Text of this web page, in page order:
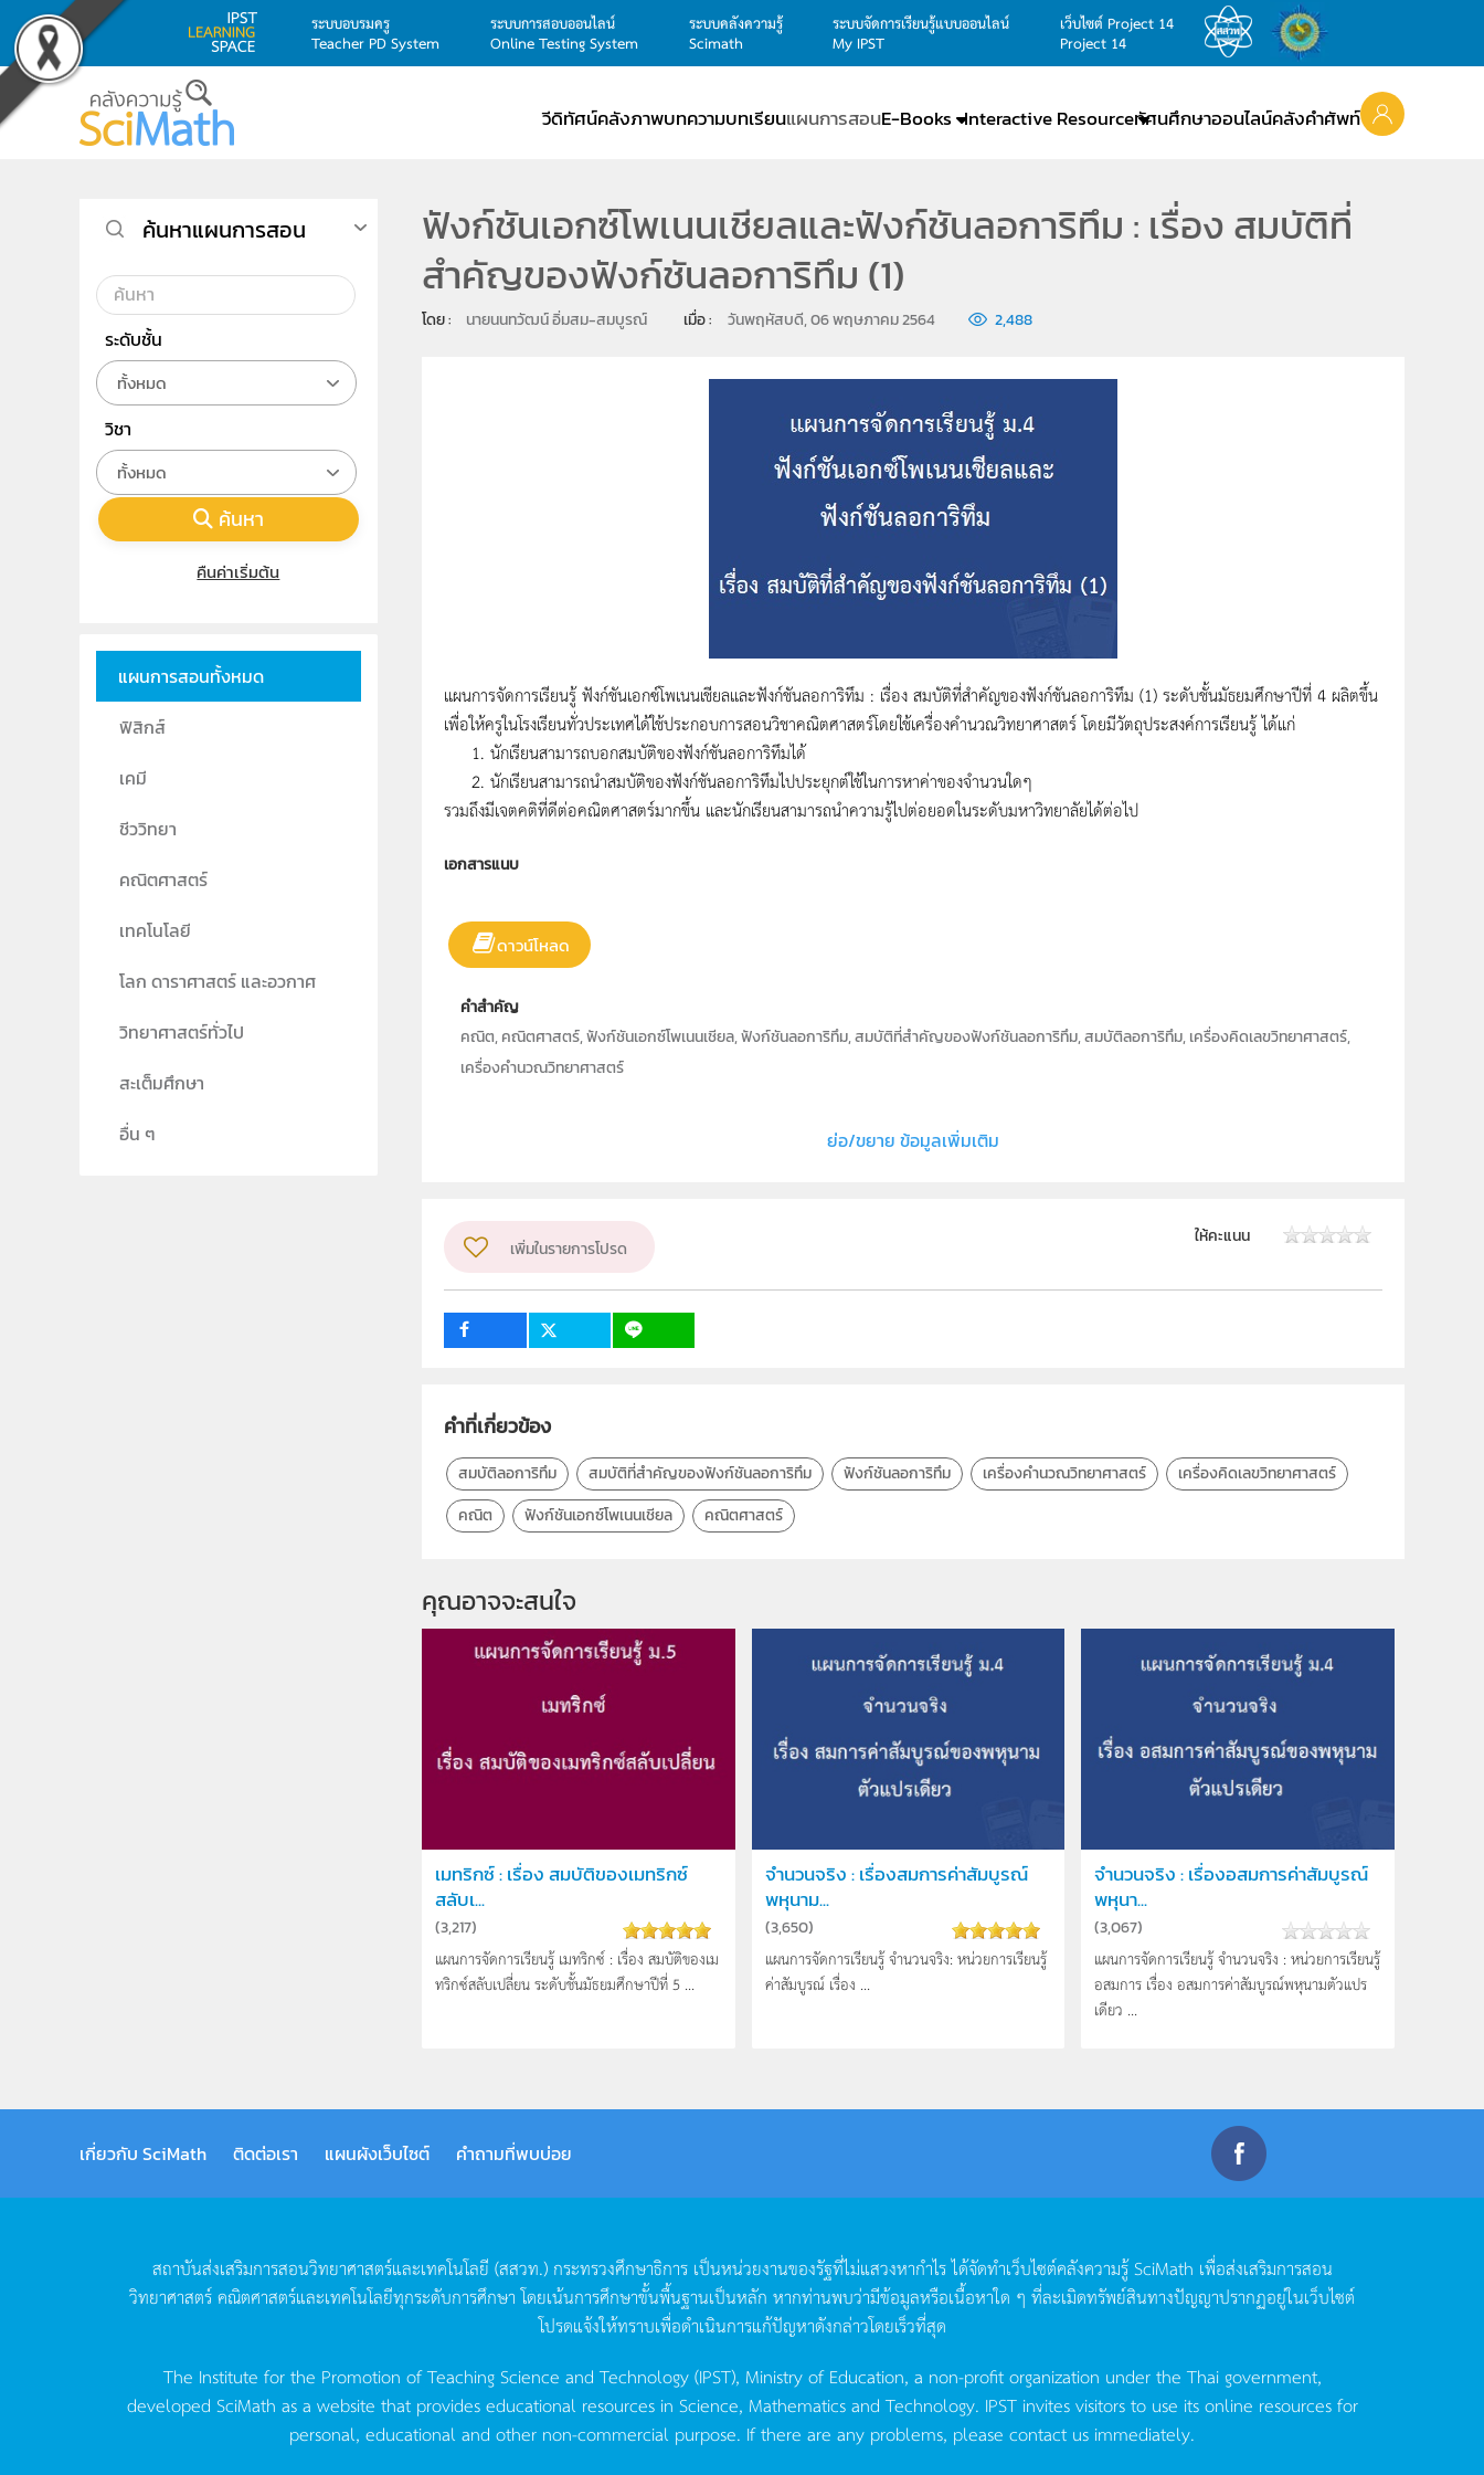
Skip to main content
ระบบอบรมครู
Teacher PD System
ระบบการสอบออนไลน์
Online Testing System
ระบบคลังความรู้
Scimath
ระบบจัดการเรียนรู้แบบออนไลน์
My IPST
เว็บไซต์ Project 14
Project 14
วีดิทัศน์คลังภาพบทความบทเรียนแผนการสอนE-Books Interactive Resourceทัศนศึกษาออนไลน์คลังคำศัพท์
ฟังก์ชันเอกซ์โพเนนเชียลและฟังก์ชันลอการิทึม : เรื่อง สมบัติที่
สำคัญของฟังก์ชันลอการิทึม (1)
โดย : นายนนทวัฒน์ อิ่มสม-สมบูรณ์ เมื่อ : วันพฤหัสบดี, 06 พฤษภาคม 2564 2,488
แผนการจัดการเรียนรู้ ฟังก์ชันเอกซ์โพเนนเชียลและฟังก์ชันลอการิทึม : เรื่อง สมบัติที่สำคัญของฟังก์ชันลอการิทึม (1) ระดับชั้นมัธยมศึกษาปีที่ 4 ผลิตขึ้น
เพื่อให้ครูในโรงเรียนทั่วประเทศได้ใช้ประกอบการสอนวิชาคณิตศาสตร์โดยใช้เครื่องคำนวณวิทยาศาสตร์ โดยมีวัตถุประสงค์การเรียนรู้ ได้แก่
1. นักเรียนสามารถบอกสมบัติของฟังก์ชันลอการิทึมได้
2. นักเรียนสามารถนำสมบัติของฟังก์ชันลอการิทึมไปประยุกต์ใช้ในการหาค่าของจำนวนใดๆ
รวมถึงมีเจตคติที่ดีต่อคณิตศาสตร์มากขึ้น และนักเรียนสามารถนำความรู้ไปต่อยอดในระดับมหาวิทยาลัยได้ต่อไป
เอกสารแนบ
ดาวน์โหลด
คำสำคัญ
คณิต, คณิตศาสตร์, ฟังก์ชันเอกซ์โพเนนเชียล, ฟังก์ชันลอการิทึม, สมบัติที่สำคัญของฟังก์ชันลอการิทึม, สมบัติลอการิทึม, เครื่องคิดเลขวิทยาศาสตร์,
เครื่องคำนวณวิทยาศาสตร์
คาสิโอ มาร์เก็ตติ้ง (ประเทศไทย)
วิชา
กลุ่มเป้าหมาย
ย่อ/ขยาย ข้อมูลเพิ่มเติม
เพิ่มในรายการโปรด
ให้คะแนน
คำที่เกี่ยวข้อง
สมบัติลอการิทึม สมบัติที่สำคัญของฟังก์ชันลอการิทึม ฟังก์ชันลอการิทึม เครื่องคำนวณวิทยาศาสตร์
เครื่องคิดเลขวิทยาศาสตร์
คณิต
ฟังก์ชันเอกซ์โพเนนเชียล คณิตศาสตร์
คุณอาจจะสนใจ
เมทริกซ์ : เรื่อง สมบัติของเมทริกซ์
สลับเ...
(3,217)
แผนการจัดการเรียนรู้ เมทริกซ์ : เรื่อง สมบัติของเม
ทริกซ์สลับเปลี่ยน ระดับชั้นมัธยมศึกษาปีที่ 5 ...
จำนวนจริง : เรื่องสมการค่าสัมบูรณ์
พหุนาม...
(3,650)
แผนการจัดการเรียนรู้ จำนวนจริง: หน่วยการเรียนรู้
ค่าสัมบูรณ์ เรื่อง ...
จำนวนจริง : เรื่องอสมการค่าสัมบูรณ์
พหุนา...
(3,067)
แผนการจัดการเรียนรู้ จำนวนจริง : หน่วยการเรียนรู้
อสมการ เรื่อง อสมการค่าสัมบูรณ์พหุนามตัวแปร
เดียว ...
ค้นหาแผนการสอน
ระดับชั้น
ทั้งหมด
วิชา
ทั้งหมด
ค้นหา
คืนค่าเริ่มต้น
แผนการสอนทั้งหมด
ฟิสิกส์
เคมี
ชีววิทยา
คณิตศาสตร์
เทคโนโลยี
โลก ดาราศาสตร์ และอวกาศ
วิทยาศาสตร์ทั่วไป
สะเต็มศึกษา
อื่น ๆ
เกี่ยวกับ SciMath ติดต่อเรา แผนผังเว็บไซต์ คำถามที่พบบ่อย
สถาบันส่งเสริมการสอนวิทยาศาสตร์และเทคโนโลยี (สสวท.) กระทรวงศึกษาธิการ เป็นหน่วยงานของรัฐที่ไม่แสวงหากำไรได้จัดทำเว็บไซต์คลังความรู้SciMath เพื่อส่งเสริมการสอน
วิทยาศาสตร์คณิตศาสตร์และเทคโนโลยีทุกระดับการศึกษา โดยเน้นการศึกษาขั้นพื้นฐานเป็นหลัก หากท่านพบว่ามีข้อมูลหรือเนื้อหาใด ๆ ที่ละเมิดทรัพย์สินทางปัญญาปรากฏอยู่ในเว็บไซต์
โปรดแจ้งให้ทราบเพื่อดำเนินการแก้ปัญหาดังกล่าวโดยเร็วที่สุด
The Institute for the Promotion of Teaching Science and Technology (IPST), Ministry of Education, a non-profit organization under the Thai government,
developed SciMath as a website that provides educational resources in Science, Mathematics and Technology. IPST invites visitors to use its online resources for
personal, educational and other non-commercial purpose. If there are any problems, please contact us immediately.